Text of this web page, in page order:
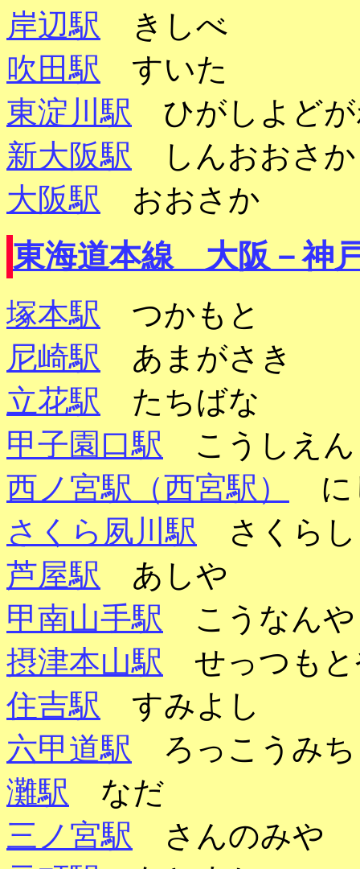
岸辺駅 きしべ
吹田駅 すいた
東淀川駅 ひがしよど
新大阪駅 しんおおさ
大阪駅 おおさか
東海道本線 大阪－神
塚本駅 つかもと
尼崎駅 あまがさき
立花駅 たちばな
甲子園口駅 こうしえ
西ノ宮駅（西宮駅）
に
さくら夙川駅 さくら
芦屋駅 あしや
甲南山手駅 こうなん
摂津本山駅 せっつも
住吉駅 すみよし
六甲道駅 ろっこうみ
灘駅 なだ
三ノ宮駅 さんのみや